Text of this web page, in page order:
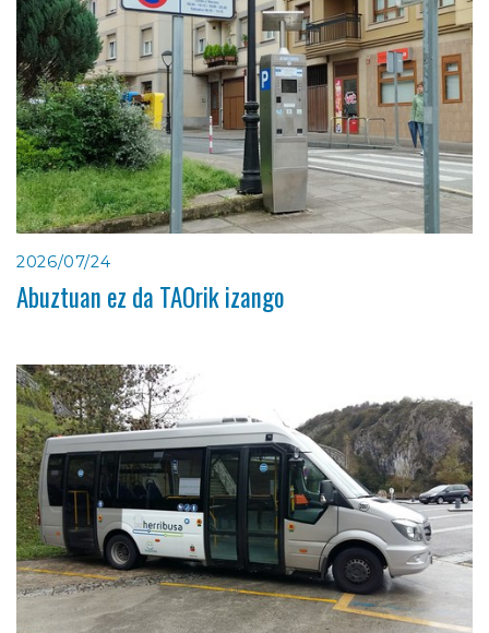
2026/07/24
Abuztuan ez da TAOrik izango